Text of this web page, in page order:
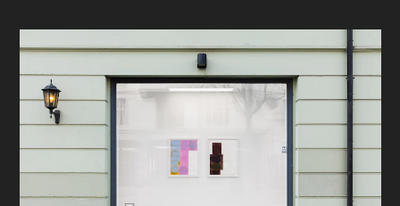
åpnes, i stimer av fisker på havets
bunn, fugleflokker på himmelen, i
håret til barnet som bølger i
badekarvannet. Det er noe poetisk
og samtidig brutalt i hvordan linjene
i arbeidene til Vergnano oppstår og
forsvinner, hvordan styrken varierer